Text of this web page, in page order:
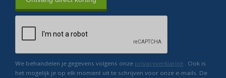
We behandelen je gegevens volgens onze privacyverklaring . Ook is
het mogelijk je op elk moment uit te schrijven voor onze e-mails. De